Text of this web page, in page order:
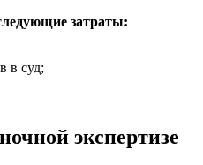
затраты:
в суд;
экспертизе